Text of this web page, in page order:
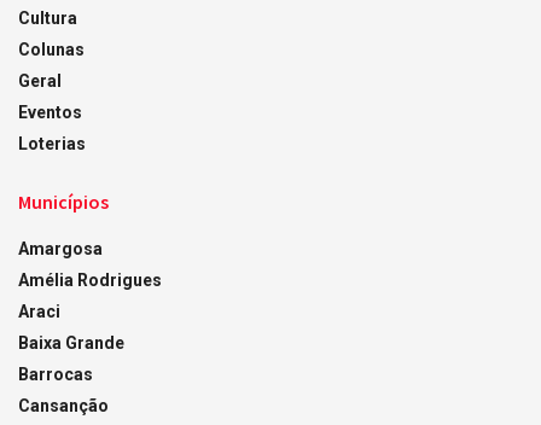
Cultura
Colunas
Geral
Eventos
Loterias
Municípios
Amargosa
Amélia Rodrigues
Araci
Baixa Grande
Barrocas
Cansanção